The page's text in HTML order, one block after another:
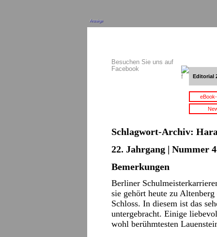
Anzeige
Besuchen Sie uns auf
Facebook
Editorial
Schlagwort-Archiv:
22. Jahrgang | Nummer
Bemerkungen
Berliner
sie gehört heute zu
Schloss. In diesem ist das
untergebracht. Einige
wohl berühmtesten